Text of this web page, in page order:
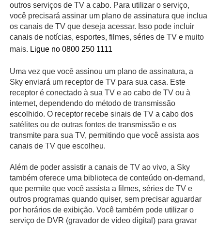
outros serviços de TV a cabo. Para utilizar o serviço,
você precisará assinar um plano de assinatura que inclua
os canais de TV que deseja acessar. Isso pode incluir
canais de notícias, esportes, filmes, séries de TV e muito
mais. Ligue no 0800 250 1111
Uma vez que você assinou um plano de assinatura, a
Sky enviará um receptor de TV para sua casa. Este
receptor é conectado à sua TV e ao cabo de TV ou à
internet, dependendo do método de transmissão
escolhido. O receptor recebe sinais de TV a cabo dos
satélites ou de outras fontes de transmissão e os
transmite para sua TV, permitindo que você assista aos
canais de TV que escolheu.
Além de poder assistir a canais de TV ao vivo, a Sky
também oferece uma biblioteca de conteúdo on-demand,
que permite que você assista a filmes, séries de TV e
outros programas quando quiser, sem precisar aguardar
por horários de exibição. Você também pode utilizar o
serviço de DVR (gravador de vídeo digital) para gravar